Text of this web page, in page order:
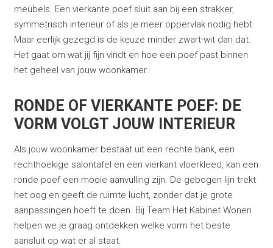
meubels. Een vierkante poef sluit aan bij een strakker,
symmetrisch interieur of als je meer oppervlak nodig hebt.
Maar eerlijk gezegd is de keuze minder zwart-wit dan dat.
Het gaat om wat jij fijn vindt en hoe een poef past binnen
het geheel van jouw woonkamer.
RONDE OF VIERKANTE POEF: DE
VORM VOLGT JOUW INTERIEUR
Als jouw woonkamer bestaat uit een rechte bank, een
rechthoekige salontafel en een vierkant vloerkleed, kan een
ronde poef een mooie aanvulling zijn. De gebogen lijn trekt
het oog en geeft de ruimte lucht, zonder dat je grote
aanpassingen hoeft te doen. Bij Team Het Kabinet Wonen
helpen we je graag ontdekken welke vorm het beste
aansluit op wat er al staat.